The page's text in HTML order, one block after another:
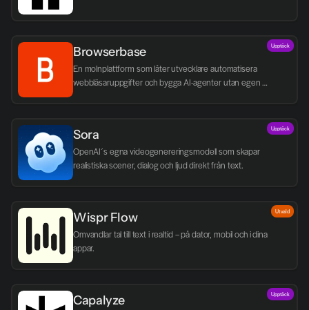
Browserbase
En molnplattform som låter utvecklare automatisera
webbläsaruppgifter och bygga AI-agenter utan egen
Upptäck
Sora
OpenAI´s egna videogenereringsmodell som skapar
realistiska scener, dialog och ljud direkt från text.
Upptäck
Wispr Flow
Omvandlar tal till text i realtid – på dator, mobil och i dina
appar.
Utvald
Capalyze Upptäck